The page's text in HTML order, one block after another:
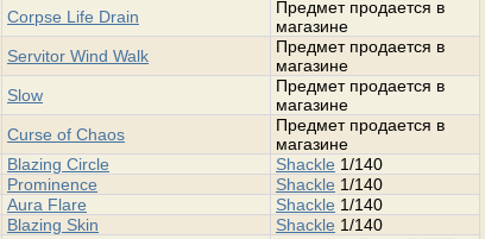
Corpse Life Drain
Предмет продается в
магазине
Servitor Wind Walk
Предмет продается в
магазине
Slow
Предмет продается в
магазине
Curse of Chaos
Предмет продается в
магазине
Blazing Circle Shackle 1/140
Prominence Shackle 1/140
Aura Flare Shackle 1/140
Blazing Skin Shackle 1/140